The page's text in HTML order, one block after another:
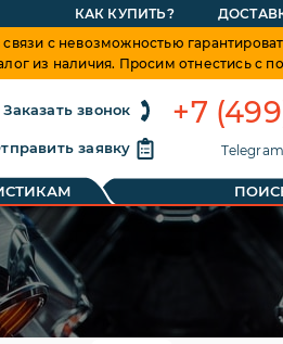
КАК КУПИТЬ?
с невозможностью
из наличия. Просим отнестись с
Заказать звонок
заявку
+7
Telegram